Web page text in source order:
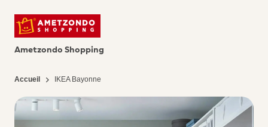
Ametzondo Shopping
Accueil IKEA Bayonne